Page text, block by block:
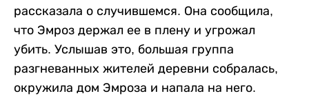
рассказала о случившемся. Она сообщила,
что Эмроз держал ее в плену и угрожал
убить. Услышав это, большая группа
разгневанных жителей деревни собралась,
окружила дом Эмроза и напала на него.